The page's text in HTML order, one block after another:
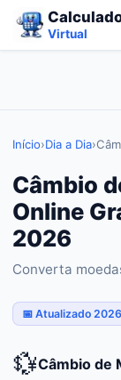
Virtual
Início›Dia a Dia›
Câmbio
Online
2026
Converta
📅 Atualizado 2026
💱Câmbio de